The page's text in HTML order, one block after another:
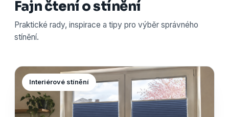
Fajn čtení o stínění
Praktické rady, inspirace a tipy pro výběr správného
stínění.
Interiérové stínění